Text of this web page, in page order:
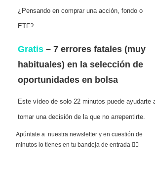
¿Pensando en comprar una acción, fondo o
ETF?
Gratis – 7 errores fatales (muy
habituales) en la selección de
oportunidades en bolsa
Este vídeo de solo 22 minutos puede ayudarte
tomar una decisión de la que no arrepentirte.
Apúntate a nuestra newsletter y en cuestión de
minutos lo tienes en tu bandeja de entrada 👇🏻